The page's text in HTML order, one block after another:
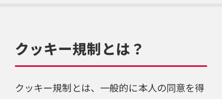
クッキー規制とは？
クッキー規制とは、一般的に本人の同意を得